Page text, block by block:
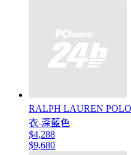
RALPH LAUREN
衣-深藍色
$4,288
$9,680